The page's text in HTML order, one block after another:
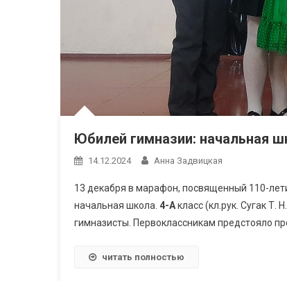
Юбилей гимназии: начальная
14.12.2024 Анна Задвицкая
13 декабря в марафон, посвященный 110-
начальная школа. 4-Акласс (кл.рук. Сугак Т.
гимназисты. Первоклассникам предстояло
читать полностью